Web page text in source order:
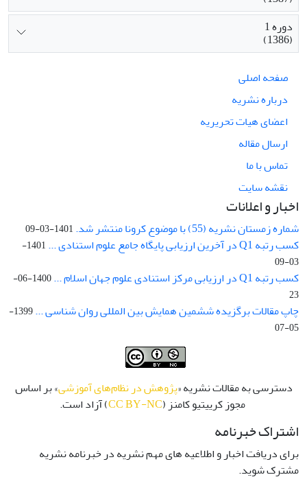
دوره 1
(1386)
صفحه اصلی
درباره نشریه
اعضای هیات تحریریه
ارسال مقاله
تماس با ما
نقشه سایت
اخبار و اعلانات
شماره زمستان نشریه (55) با موضوع کرونا منتشر شد. 1401-03-09
کسب رتبه Q1 در آخرین ارزیابی پایگاه جامع علوم استنادی ...
1401-
03-09
کسب رتبه Q1 در ارزیابی مرکز استنادی علوم جهان اسلام ...
1400-06-
23
چاپ مقالات برگزیده ششمین همایش بین المللی روان شناسی ...
1399-
05-07
دسترسی به مقالات نشریه «پژوهش در نظام‌های آموزشی» بر اساس
مجوز کرییتیو کامنز (CC BY-NC) آزاد است.
اشتراک خبرنامه
برای دریافت اخبار و اطلاعیه های مهم نشریه در خبرنامه نشریه
مشترک شوید.